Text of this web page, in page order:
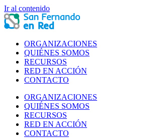
Ir al contenido
ORGANIZACIONES
QUIÉNES SOMOS
RECURSOS
RED EN ACCIÓN
CONTACTO
ORGANIZACIONES
QUIÉNES SOMOS
RECURSOS
RED EN ACCIÓN
CONTACTO